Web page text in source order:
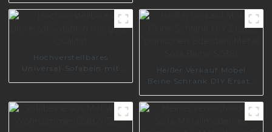
neues Design, A0699
Hochverstellbares
Universal-Sofabein mit
Heißer Verkauf Möbel
Beine Schrank DIY Ersatz
Metall Sofa Beine S0361